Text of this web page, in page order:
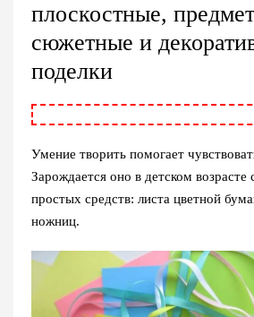
плоскостные,
сюжетные и
поделки
Умение творить помогает
Зарождается оно в детском
простых средств: листа цветной
ножниц.